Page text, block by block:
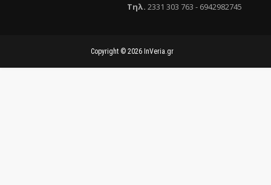
Τηλ. 2331 303 763 - 6942982745
Copyright © 2026 InVeria.gr